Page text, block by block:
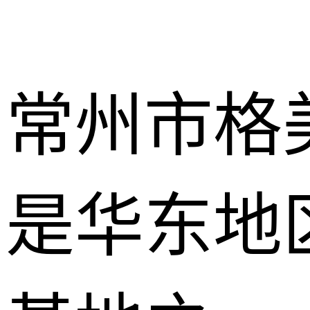
常州市格
是华东地